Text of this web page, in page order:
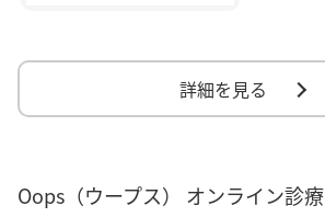
詳細を見る
Oops（ウープス） オンライン診療